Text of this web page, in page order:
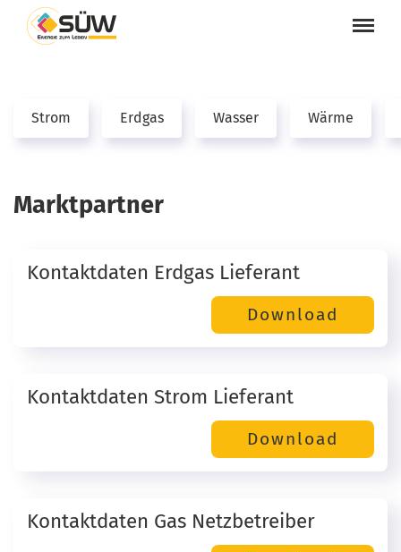
Strom Erdgas Wasser Wärme
Marktpartner
Kontaktdaten Erdgas Lieferant
Kontaktdaten Strom Lieferant
Kontaktdaten Gas Netzbetreiber